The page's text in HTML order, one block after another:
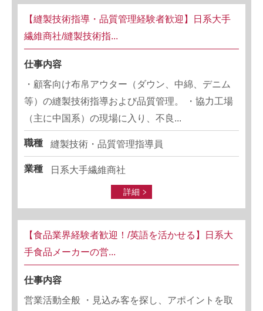
【縫製技術指導・品質管理経験者歓迎】日系大手
繊維商社/縫製技術指...
仕事内容
・顧客向け布帛アウター（ダウン、中綿、デニム
等）の縫製技術指導および品質管理。 ・協力工場
（主に中国系）の現場に入り、不良...
職種 縫製技術・品質管理指導員
業種 日系大手繊維商社
詳細
【食品業界経験者歓迎！/英語を活かせる】日系大
手食品メーカーの営...
仕事内容
営業活動全般 ・見込み客を探し、アポイントを取